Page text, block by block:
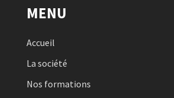
MENU
Accueil
La société
Nos formations